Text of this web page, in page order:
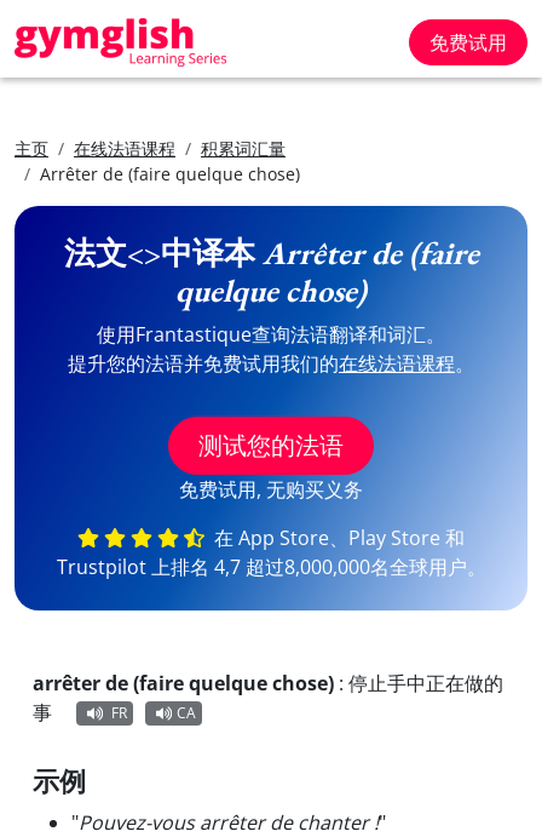
免费试用
主页 在线法语课程
积累词汇量
Arrêter de (faire quelque chose)
法文<>中译本Arrêter de (faire
quelque chose)
使用Frantastique查询法语翻译和词汇。
提升您的法语并免费试用我们的在线法语课程。
测试您的法语
免费试用, 无购买义务
在 App Store、Play Store 和
Trustpilot 上排名 4,7 超过8,000,000名全球用户。
arrêter de (faire quelque chose) : 停止手中正在做的
事
FR CA
示例
"Pouvez-vous arrêter de chanter !"